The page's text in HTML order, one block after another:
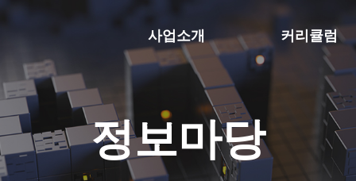
사업소개 커리큘럼
정보마당